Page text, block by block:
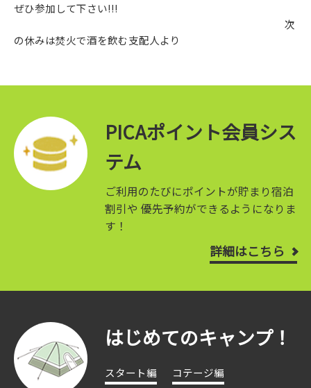
ぜひ参加して下さい!!!
次
の休みは焚火で酒を飲む支配人より
PICAポイント会員シス
テム
ご利用のたびにポイントが貯まり宿泊
割引や 優先予約ができるようになりま
す！
詳細はこちら
はじめてのキャンプ！
スタート編
コテージ編